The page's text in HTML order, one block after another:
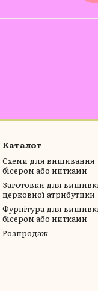
Каталог
Схеми для вишивання
бісером або нитками
Заготовки для
церковної атрибутики
Фурнітура для
бісером або нитками
Розпродаж